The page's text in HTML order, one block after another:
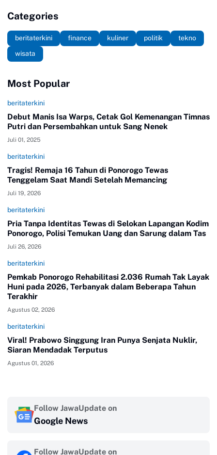
Categories
beritaterkini finance kuliner politik
tekno
wisata
Most Popular
beritaterkini
Debut Manis Isa Warps, Cetak Gol Kemenangan Timnas
Putri dan Persembahkan untuk Sang Nenek
Juli 01, 2025
beritaterkini
Tragis! Remaja 16 Tahun di Ponorogo Tewas
Tenggelam Saat Mandi Setelah Memancing
Juli 19, 2026
beritaterkini
Pria Tanpa Identitas Tewas di Selokan Lapangan Kodim
Ponorogo, Polisi Temukan Uang dan Sarung dalam Tas
Juli 26, 2026
beritaterkini
Pemkab Ponorogo Rehabilitasi 2.036 Rumah Tak Layak
Huni pada 2026, Terbanyak dalam Beberapa Tahun
Terakhir
Agustus 02, 2026
beritaterkini
Viral! Prabowo Singgung Iran Punya Senjata Nuklir,
Siaran Mendadak Terputus
Agustus 01, 2026
Follow JawaUpdate on
Google News
Follow JawaUpdate on